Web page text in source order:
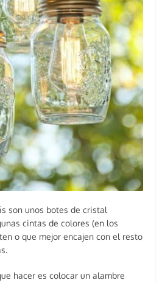
son unos botes de cristal
cintas de colores (en los
o que mejor encajen con el resto
hacer es colocar un alambre